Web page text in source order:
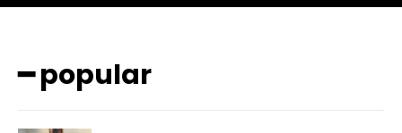
━ popular